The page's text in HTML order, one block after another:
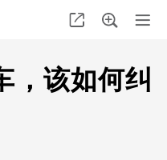
，该如何纠